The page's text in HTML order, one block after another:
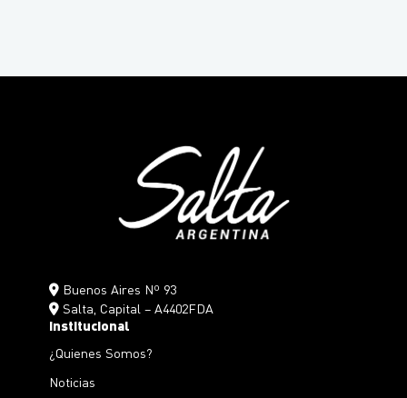
Buenos Aires Nº 93
Salta, Capital – A4402FDA
Institucional
¿Quienes Somos?
Noticias